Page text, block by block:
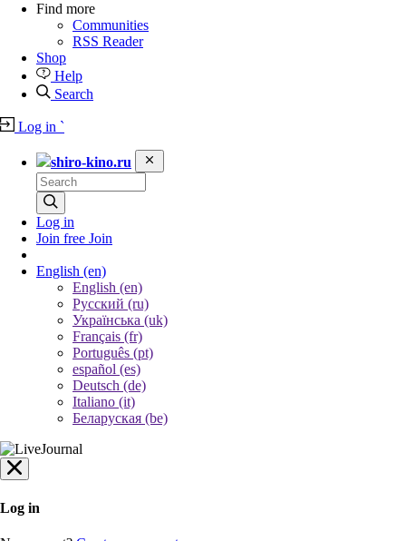
Find more
Communities
RSS Reader
Shop
Help
Search
Log in `
shiro-kino.ru
Log in
Join free Join
English (en)
English (en)
Русский (ru)
Українська (uk)
Français (fr)
Português (pt)
español (es)
Deutsch (de)
Italiano (it)
Беларуская (be)
Log in